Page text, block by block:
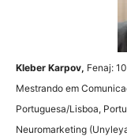
Kleber Karpov, Fenaj:
Mestrando em
Portuguesa/Lisboa,
Neuromarketing